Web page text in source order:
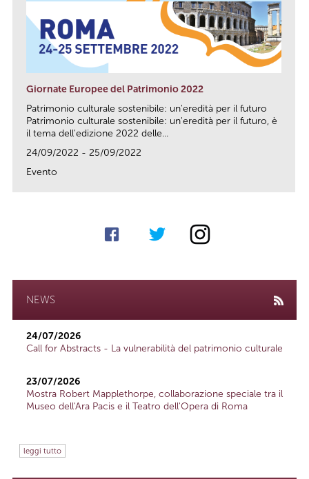
Giornate Europee del Patrimonio 2022
Patrimonio culturale sostenibile: un'eredità per il futuro
Patrimonio culturale sostenibile: un'eredità per il futuro, è
il tema dell'edizione 2022 delle...
24/09/2022 - 25/09/2022
Evento
NEWS
24/07/2026
Call for Abstracts - La vulnerabilità del patrimonio culturale
23/07/2026
Mostra Robert Mapplethorpe, collaborazione speciale tra il
Museo dell'Ara Pacis e il Teatro dell'Opera di Roma
leggi tutto